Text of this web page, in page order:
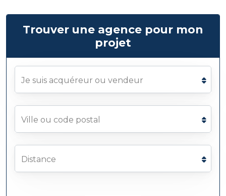
Trouver une agence pour mon
projet
Je suis acquéreur ou vendeur
Ville ou code postal
Distance